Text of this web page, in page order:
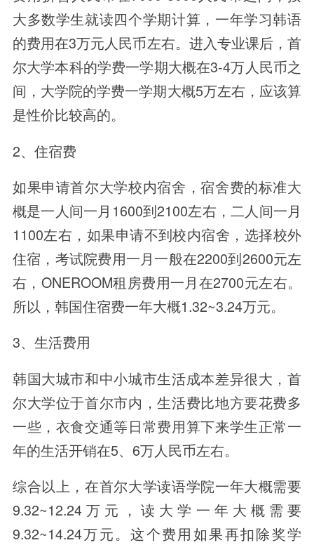
大多数学生就读四个学期计算，一年学习韩语
的费用在3万元人民币左右。进入专业课后，首
尔大学本科的学费一学期大概在3-4万人民币之
间，大学院的学费一学期大概5万左右，应该算
是性价比较高的。
2、住宿费
如果申请首尔大学校内宿舍，宿舍费的标准大
概是一人间一月1600到2100左右，二人间一月
1100左右，如果申请不到校内宿舍，选择校外
住宿，考试院费用一月一般在2200到2600元左
右，ONEROOM租房费用一月在2700元左右。
所以，韩国住宿费一年大概1.32~3.24万元。
3、生活费用
韩国大城市和中小城市生活成本差异很大，首
尔大学位于首尔市内，生活费比地方要花费多
一些，衣食交通等日常费用算下来学生正常一
年的生活开销在5、6万人民币左右。
综合以上，在首尔大学读语学院一年大概需要
9.32~12.24万元，读大学一年大概需要
9.32~14.24万元。这个费用如果再扣除奖学